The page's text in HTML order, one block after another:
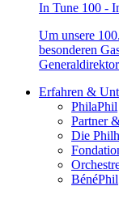
In Tune 100 -
Um unsere
besonderen
Erfahren &
PhilaPhil
Partner
Die
BénéPhil